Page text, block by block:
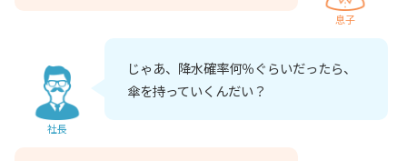
息子
社長
じゃあ、降水確率何％ぐらいだったら、
傘を持っていくんだい？